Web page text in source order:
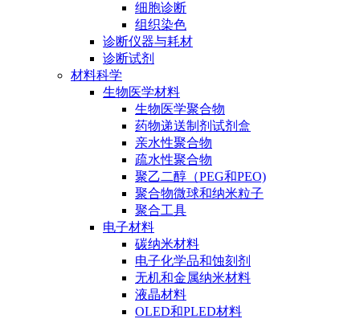
细胞诊断
组织染色
诊断仪器与耗材
诊断试剂
材料科学
生物医学材料
生物医学聚合物
药物递送制剂试剂盒
亲水性聚合物
疏水性聚合物
聚乙二醇（PEG和PEO)
聚合物微球和纳米粒子
聚合工具
电子材料
碳纳米材料
电子化学品和蚀刻剂
无机和金属纳米材料
液晶材料
OLED和PLED材料